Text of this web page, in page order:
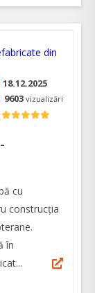
18.12.2025
9603 vizualizări
cu
construcția
în